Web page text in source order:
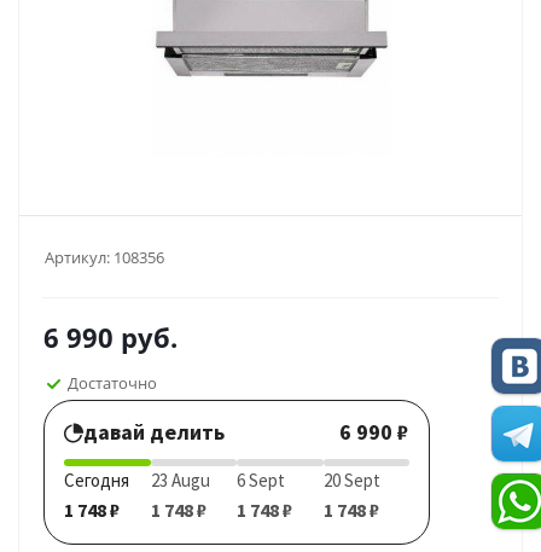
Артикул: 108356
6 990 руб.
Достаточно
давай делить 6 990 ₽
Сегодня
1 748 ₽
23 Augu
1 748 ₽
6 Sept
1 748 ₽
20 Sept
1 748 ₽